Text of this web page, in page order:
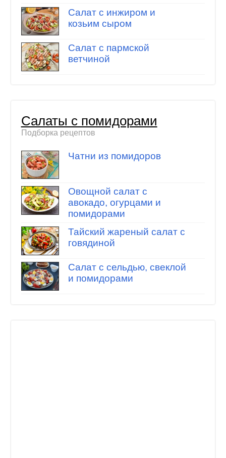
Салат с инжиром и
козьим сыром
Салат с пармской
ветчиной
Салаты с помидорами
Подборка рецептов
Чатни из помидоров
Овощной салат с
авокадо, огурцами и
помидорами
Тайский жареный салат с
говядиной
Салат с сельдью, свеклой
и помидорами